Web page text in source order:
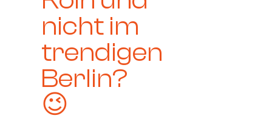
nicht im
trendigen
Berlin?
😉